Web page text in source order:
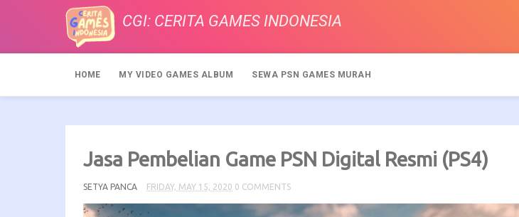
CGI: CERITA GAMES INDONESIA
HOME MY VIDEO GAMES ALBUM SEWA PSN GAMES MURAH
Jasa Pembelian Game PSN Digital Resmi (PS4)
SETYA PANCA FRIDAY, MAY 15, 2020 0 COMMENTS